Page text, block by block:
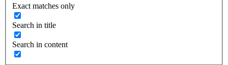
Exact matches only
Search in title
Search in content